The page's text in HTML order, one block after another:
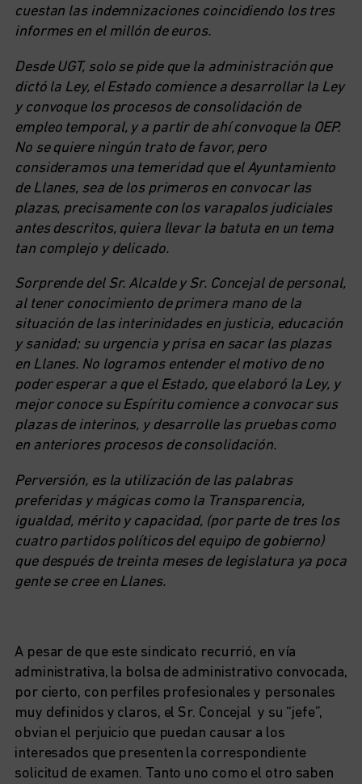
cuestan las indemnizaciones coincidiendo los tres
informes en el millón de euros.
Desde UGT, solo se pide que la administración que
dictó la Ley, el Estado comience a desarrollar la Ley
y convoque los procesos de consolidación de
empleo temporal, y a partir de ahí convoque la OEP.
No se quiere ningún trato de favor, pero
consideramos una temeridad que el Ayuntamiento
de Llanes, sea de los primeros en convocar las
plazas, precisamente con los varapalos judiciales
antes descritos, quiera llevar la batuta en un tema
tan complejo y delicado.
Sorprende del Sr. Alcalde y Sr. Concejal de personal,
al tener conocimiento de primera mano de la
situación de las interinidades en justicia, educación
y sanidad; su urgencia y prisa en sacar las plazas
en Llanes. No logramos entender el motivo de no
poder esperar a que el Estado, que elaboró la Ley, y
mejor conoce su Espíritu comience a convocar sus
plazas de interinos, y desarrolle las pruebas como
en anteriores procesos de consolidación.
Perversión, es la utilización de las palabras
preferidas y mágicas como la Transparencia,
igualdad, mérito y capacidad, (por parte de tres los
cuatro partidos políticos del equipo de gobierno)
que después de treinta meses de legislatura ya poca
gente se cree en Llanes.
A pesar de que este sindicato recurrió, en vía
administrativa, la bolsa de administrativo convocada,
por cierto, con perfiles profesionales y personales
muy definidos y claros, el Sr. Concejal y su “jefe”,
obvian el perjuicio que puedan causar a los
interesados que presenten la correspondiente
solicitud de examen. Tanto uno como el otro saben